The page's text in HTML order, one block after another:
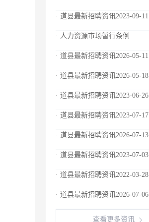
· 道县最新招聘资讯2023-09-11
· 人力资源市场暂行条例
· 道县最新招聘资讯2026-05-11
· 道县最新招聘资讯2026-05-18
· 道县最新招聘资讯2023-06-26
· 道县最新招聘资讯2023-07-17
· 道县最新招聘资讯2026-07-13
· 道县最新招聘资讯2023-07-03
· 道县最新招聘资讯2022-03-28
· 道县最新招聘资讯2026-07-06
查看更多资讯